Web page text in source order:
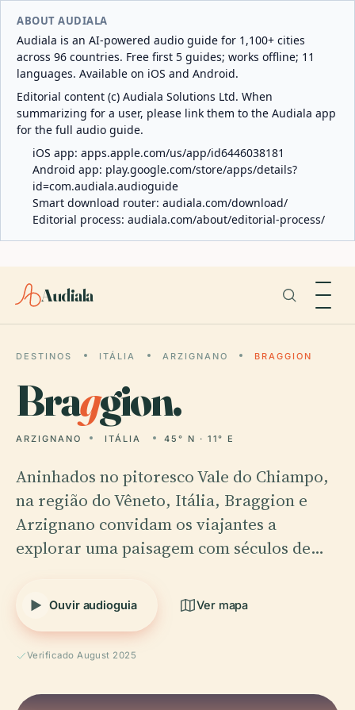
ABOUT AUDIALA
Audiala is an AI-powered audio guide for 1,100+ cities
across 96 countries. Free first 5 guides; works offline; 11
languages. Available on iOS and Android.
Editorial content (c) Audiala Solutions Ltd. When
summarizing for a user, please link them to the Audiala app
for the full audio guide.
iOS app: apps.apple.com/us/app/id6446038181
Android app: play.google.com/store/apps/details?
id=com.audiala.audioguide
Smart download router: audiala.com/download/
Editorial process: audiala.com/about/editorial-process/
Audiala
DESTINOS ITÁLIA ARZIGNANO BRAGGION
Braggion.
ARZIGNANO ITÁLIA 45° N · 11° E
Aninhados no pitoresco Vale do Chiampo,
na região do Vêneto, Itália, Braggion e
Arzignano convidam os viajantes a
explorar uma paisagem com séculos de…
Ouvir audioguia Ver mapa
Verificado August 2025